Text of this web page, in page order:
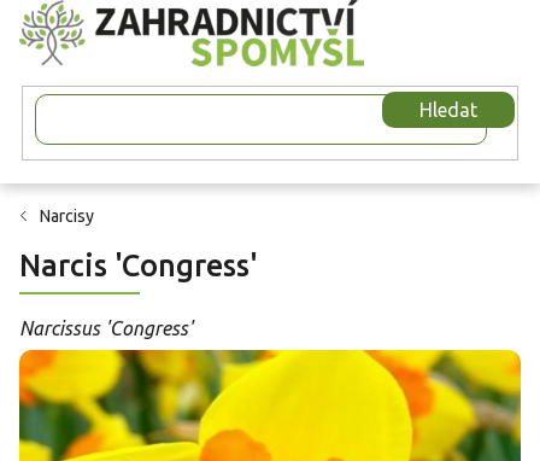
Přejít
na
obsah
Hledat
Narcisy
Narcis 'Congress'
Narcissus 'Congress'